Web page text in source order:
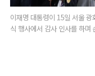
이재명 대통령이 15일 서울
식 행사에서 감사 인사를 하